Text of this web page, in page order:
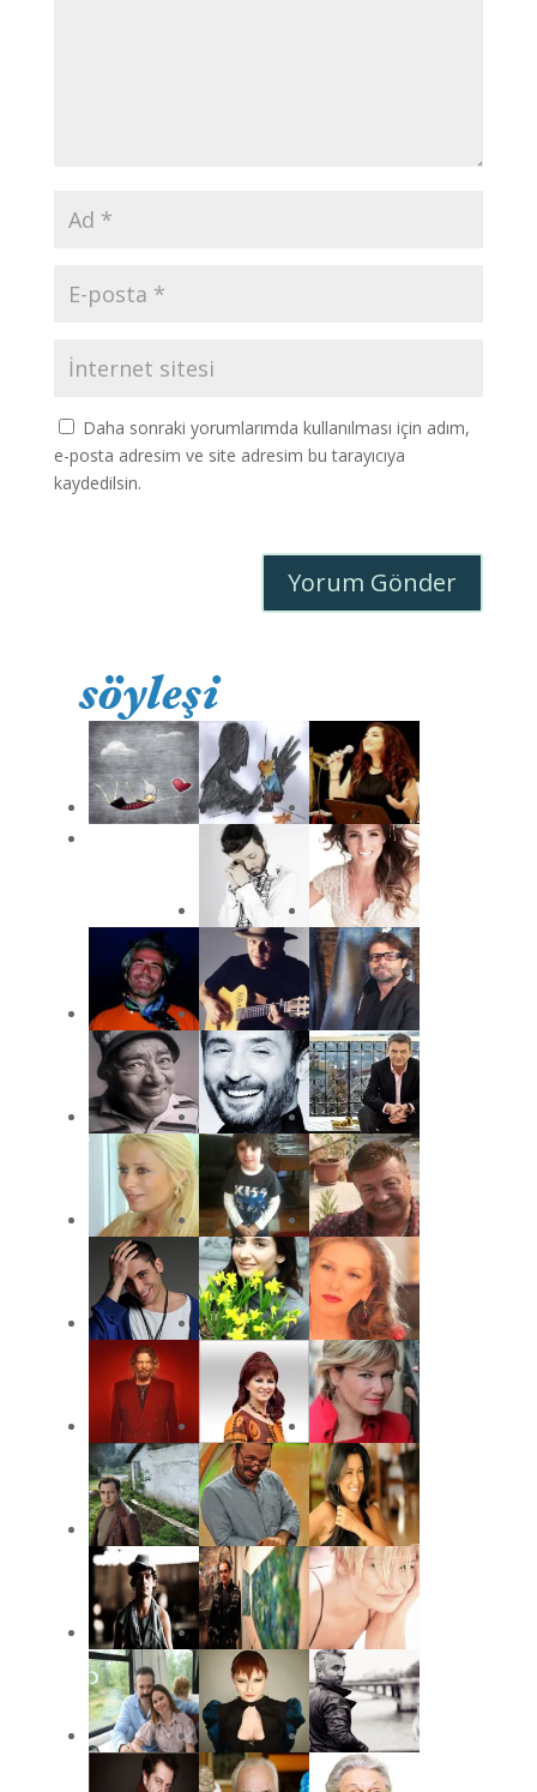
Daha sonraki yorumlarımda kullanılması için adım,
e-posta adresim ve site adresim bu tarayıcıya
kaydedilsin.